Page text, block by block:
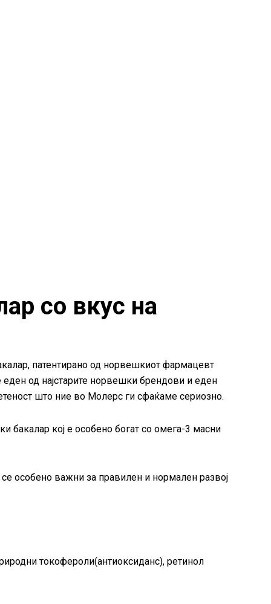
со вкус на
патентирано од норвешкиот фармацевт
од најстарите норвешки брендови и еден
што ние во Молерс ги сфаќаме сериозно.
кој е особено богат со омега-3 масни
особено важни за правилен и нормален развој
токофероли(антиоксиданс), ретинол